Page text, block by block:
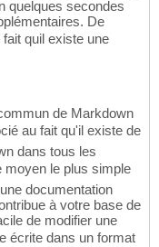
quelques secondes
De
quil existe une
de Markdown
au fait qu'il existe de
dans tous les
moyen le plus simple
documentation
à votre base de
de modifier une
écrite dans un format